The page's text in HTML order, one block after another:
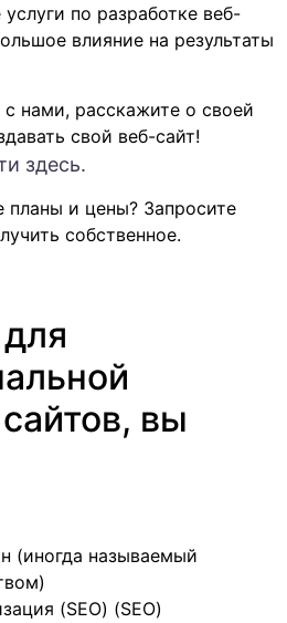
по разработке веб-
влияние на результаты
нами, расскажите о своей
свой веб-сайт!
здесь.
и цены? Запросите
собственное.
вы
(иногда называемый
(SEO) (SEO)